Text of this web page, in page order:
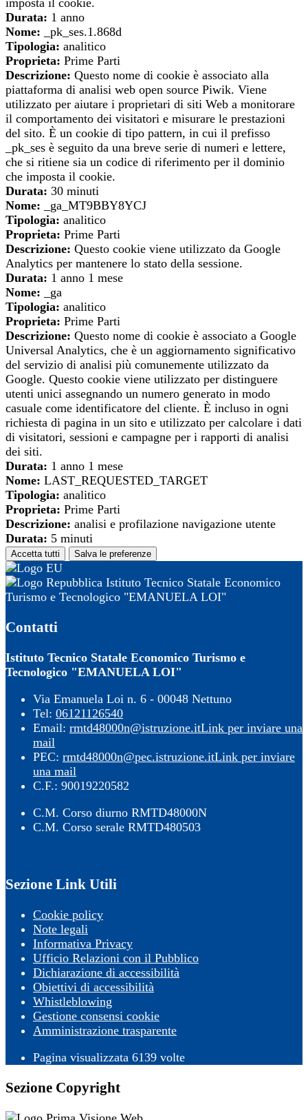
imposta il cookie.
Durata: 1 anno
Nome: _pk_ses.1.868d
Tipologia: analitico
Proprieta: Prime Parti
Descrizione: Questo nome di cookie è associato alla
piattaforma di analisi web open source Piwik. Viene
utilizzato per aiutare i proprietari di siti Web a monitorare
il comportamento dei visitatori e misurare le prestazioni
del sito. È un cookie di tipo pattern, in cui il prefisso
_pk_ses è seguito da una breve serie di numeri e lettere,
che si ritiene sia un codice di riferimento per il dominio
che imposta il cookie.
Durata: 30 minuti
Nome: _ga_MT9BBY8YCJ
Tipologia: analitico
Proprieta: Prime Parti
Descrizione: Questo cookie viene utilizzato da Google
Analytics per mantenere lo stato della sessione.
Durata: 1 anno 1 mese
Nome: _ga
Tipologia: analitico
Proprieta: Prime Parti
Descrizione: Questo nome di cookie è associato a Google
Universal Analytics, che è un aggiornamento significativo
del servizio di analisi più comunemente utilizzato da
Google. Questo cookie viene utilizzato per distinguere
utenti unici assegnando un numero generato in modo
casuale come identificatore del cliente. È incluso in ogni
richiesta di pagina in un sito e utilizzato per calcolare i dati
di visitatori, sessioni e campagne per i rapporti di analisi
dei siti.
Durata: 1 anno 1 mese
Nome: LAST_REQUESTED_TARGET
Tipologia: analitico
Proprieta: Prime Parti
Descrizione: analisi e profilazione navigazione utente
Durata: 5 minuti
Accetta tutti Salva le preferenze
Istituto Tecnico Statale Economico
Turismo e Tecnologico "EMANUELA LOI"
Contatti
Istituto Tecnico Statale Economico Turismo e
Tecnologico "EMANUELA LOI"
Via Emanuela Loi n. 6 - 00048 Nettuno
Tel: 06121126540
Email: rmtd48000n@istruzione.itLink per inviare una
mail
PEC: rmtd48000n@pec.istruzione.itLink per inviare
una mail
C.F.: 90019220582
C.M. Corso diurno RMTD48000N
C.M. Corso serale RMTD480503
Sezione Link Utili
Cookie policy
Note legali
Informativa Privacy
Ufficio Relazioni con il Pubblico
Dichiarazione di accessibilità
Obiettivi di accessibilità
Whistleblowing
Gestione consensi cookie
Amministrazione trasparente
Pagina visualizzata 6139 volte
Sezione Copyright